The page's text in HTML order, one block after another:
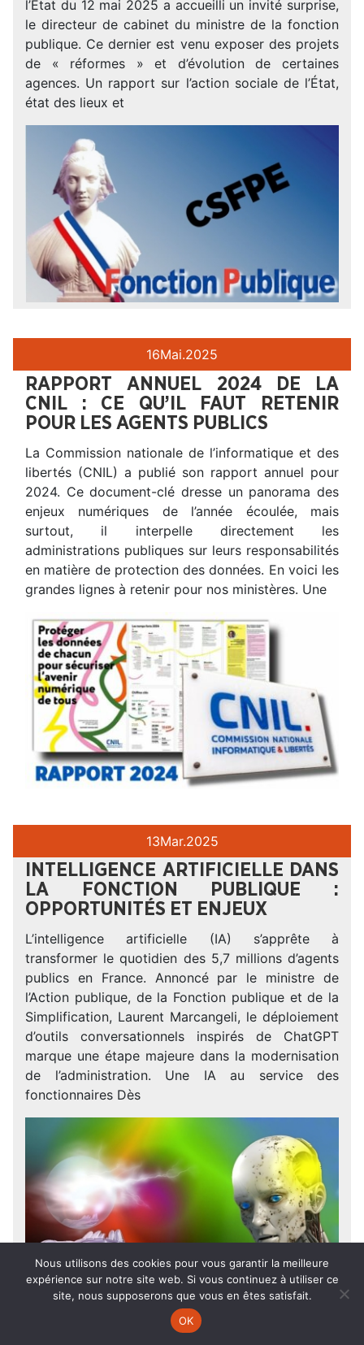
l’État du 12 mai 2025 a accueilli un invité surprise,
le directeur de cabinet du ministre de la fonction
publique. Ce dernier est venu exposer des projets
de « réformes » et d’évolution de certaines
agences. Un rapport sur l’action sociale de l’État,
état des lieux et
16Mai.2025
RAPPORT ANNUEL 2024 DE LA
CNIL : CE QU’IL FAUT RETENIR
POUR LES AGENTS PUBLICS
La Commission nationale de l’informatique et des
libertés (CNIL) a publié son rapport annuel pour
2024. Ce document-clé dresse un panorama des
enjeux numériques de l’année écoulée, mais
surtout, il interpelle directement les
administrations publiques sur leurs responsabilités
en matière de protection des données. En voici les
grandes lignes à retenir pour nos ministères. Une
13Mar.2025
INTELLIGENCE ARTIFICIELLE DANS
LA FONCTION PUBLIQUE :
OPPORTUNITÉS ET ENJEUX
L’intelligence artificielle (IA) s’apprête à
transformer le quotidien des 5,7 millions d’agents
publics en France. Annoncé par le ministre de
l’Action publique, de la Fonction publique et de la
Simplification, Laurent Marcangeli, le déploiement
d’outils conversationnels inspirés de ChatGPT
marque une étape majeure dans la modernisation
de l’administration. Une IA au service des
fonctionnaires Dès
Nous utilisons des cookies pour vous garantir la meilleure
expérience sur notre site web. Si vous continuez à utiliser ce
site, nous supposerons que vous en êtes satisfait.
OK